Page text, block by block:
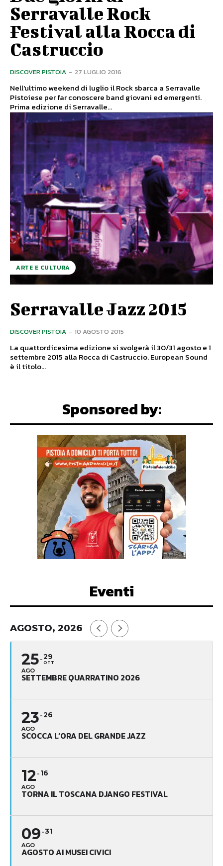
Serravalle Rock
Festival alla Rocca di
Castruccio
DISCOVER PISTOIA - 27 LUGLIO 2016
Nell'ultimo weekend di luglio il Rock sbarca a Serravalle
Pistoiese per far conoscere band giovani ed emergenti.
Prima edizione di Serravalle...
ARTE E CULTURA
Serravalle Jazz 2015
DISCOVER PISTOIA - 10 AGOSTO 2015
La quattordicesima edizione si svolgerà il 30/31 agosto e 1
settembre 2015 alla Rocca di Castruccio. European Sound
è il titolo...
Sponsored by:
Eventi
AGOSTO, 2026
25
AGO
29
OTT
SETTEMBRE QUARRATINO 2026
23
AGO
26
SCOCCA L’ORA DEL GRANDE JAZZ
12
AGO
16
TORNA IL TOSCANA DJANGO FESTIVAL
09
AGO
31
AGOSTO AI MUSEI CIVICI